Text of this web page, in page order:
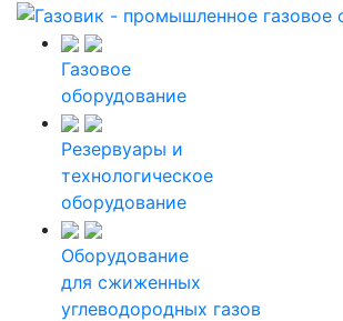
Газовое
оборудование
Резервуары и
технологическое
оборудование
Оборудование
для сжиженных
углеводородных газов